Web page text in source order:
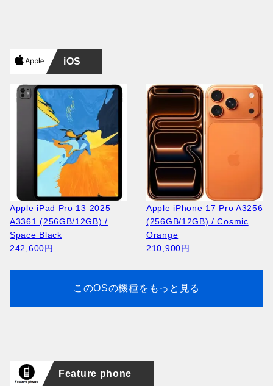
iOS
Apple iPad Pro 13 2025
A3361 (256GB/12GB) /
Space Black
242,600円
Apple iPhone 17 Pro A3256
(256GB/12GB) / Cosmic
Orange
210,900円
このOSの機種をもっと見る
Feature phone